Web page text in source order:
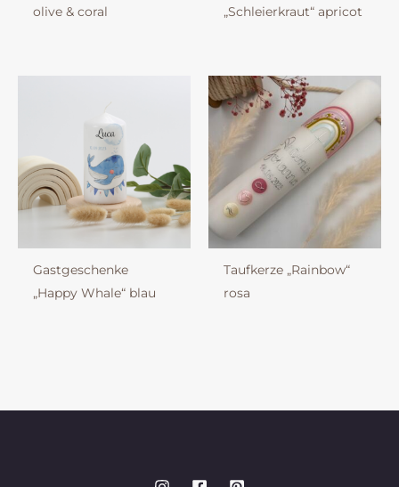
olive & coral
„Schleierkraut“ apricot
Gastgeschenke
„Happy Whale“ blau
Taufkerze „Rainbow“
rosa